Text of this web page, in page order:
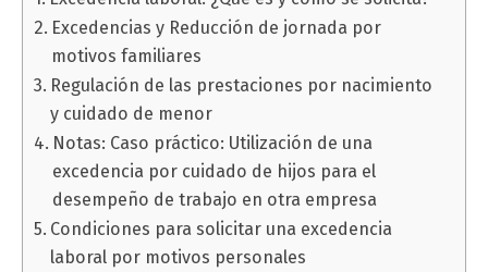
Excedencias y Reducción de jornada por
motivos familiares
Regulación de las prestaciones por nacimiento
y cuidado de menor
Notas: Caso práctico: Utilización de una
excedencia por cuidado de hijos para el
desempeño de trabajo en otra empresa
Condiciones para solicitar una excedencia
laboral por motivos personales